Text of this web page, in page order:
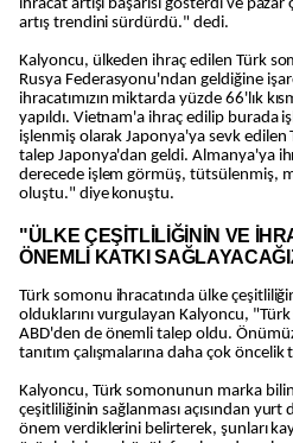
ihracat artışı başarısı gösterdi ve
artış trendini sürdürdü." dedi.
Kalyoncu, ülkeden ihraç edilen Türk
Rusya Federasyonu'ndan geldiğine
ihracatımızın miktarda yüzde 66'lık
yapıldı. Vietnam'a ihraç edilip burada
işlenmiş olarak Japonya'ya sevk
talep Japonya'dan geldi. Almanya'ya
derecede işlem görmüş, tütsülenmiş,
oluştu." diye konuştu.
"ÜLKE ÇEŞİTLİLİĞİNİN VE
ÖNEMLİ KATKI
Türk somonu ihracatında ülke
olduklarını vurgulayan Kalyoncu,
ABD'den de önemli talep oldu.
tanıtım çalışmalarına daha çok öncelik
Kalyoncu, Türk somonunun marka
çeşitliliğinin sağlanması açısından yurt
önem verdiklerini belirterek, şunları